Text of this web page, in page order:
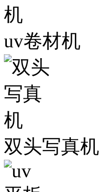
uv卷材机
双头写真机